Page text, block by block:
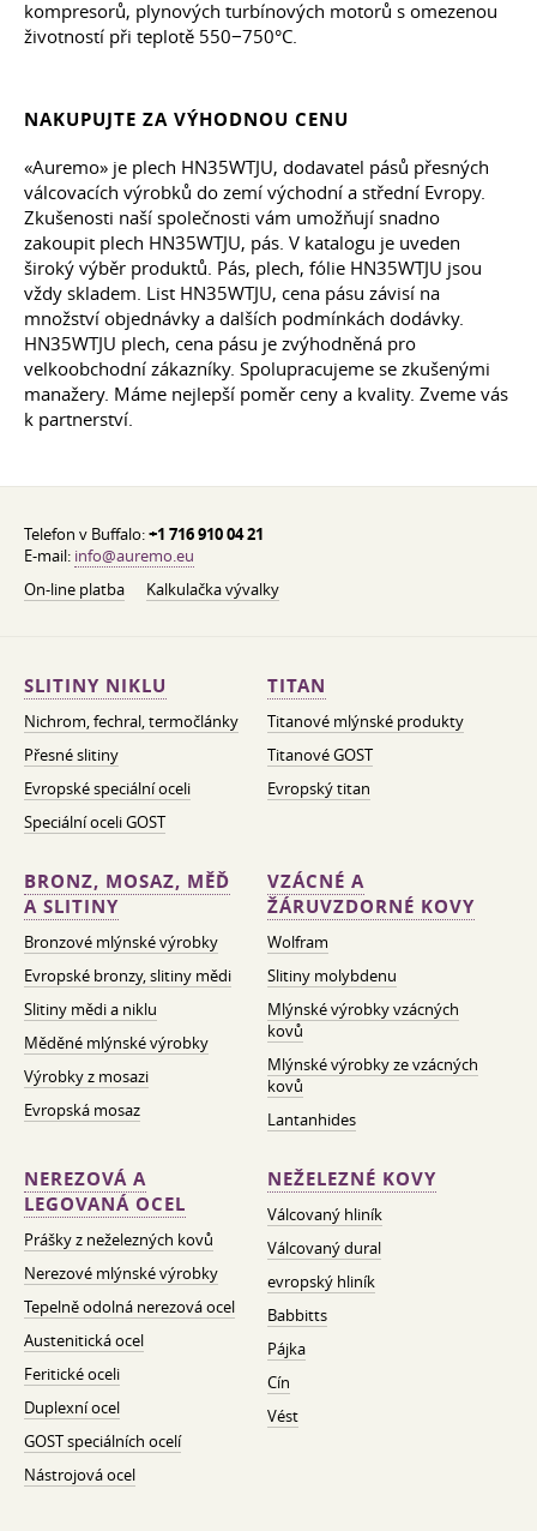
kompresorů, plynových turbínových motorů s omezenou
životností při teplotě 550−750°С.
NAKUPUJTE ZA VÝHODNOU CENU
«Auremo» je plech HN35WTJU, dodavatel pásů přesných
válcovacích výrobků do zemí východní a střední Evropy.
Zkušenosti naší společnosti vám umožňují snadno
zakoupit plech HN35WTJU, pás. V katalogu je uveden
široký výběr produktů. Pás, plech, fólie HN35WTJU jsou
vždy skladem. List HN35WTJU, cena pásu závisí na
množství objednávky a dalších podmínkách dodávky.
HN35WTJU plech, cena pásu je zvýhodněná pro
velkoobchodní zákazníky. Spolupracujeme se zkušenými
manažery. Máme nejlepší poměr ceny a kvality. Zveme vás
k partnerství.
Telefon v Buffalo:+1 716 910 04 21
E-mail: info@auremo.eu
On-line platba
Kalkulačka vývalky
SLITINY NIKLU
Nichrom, fechral, termočlánky
Přesné slitiny
Evropské speciální oceli
Speciální oceli GOST
TITAN
Titanové mlýnské produkty
Titanové GOST
Evropský titan
BRONZ, MOSAZ, MĚĎ
A SLITINY
Bronzové mlýnské výrobky
Evropské bronzy, slitiny mědi
Slitiny mědi a niklu
Měděné mlýnské výrobky
Výrobky z mosazi
Evropská mosaz
VZÁCNÉ A
ŽÁRUVZDORNÉ KOVY
Wolfram
Slitiny molybdenu
Mlýnské výrobky vzácných
kovů
Mlýnské výrobky ze vzácných
kovů
Lantanhides
NEREZOVÁ A
LEGOVANÁ OCEL
Prášky z neželezných kovů
Nerezové mlýnské výrobky
Tepelně odolná nerezová ocel
Austenitická ocel
Feritické oceli
Duplexní ocel
GOST speciálních ocelí
Nástrojová ocel
NEŽELEZNÉ KOVY
Válcovaný hliník
Válcovaný dural
evropský hliník
Babbitts
Pájka
Cín
Vést